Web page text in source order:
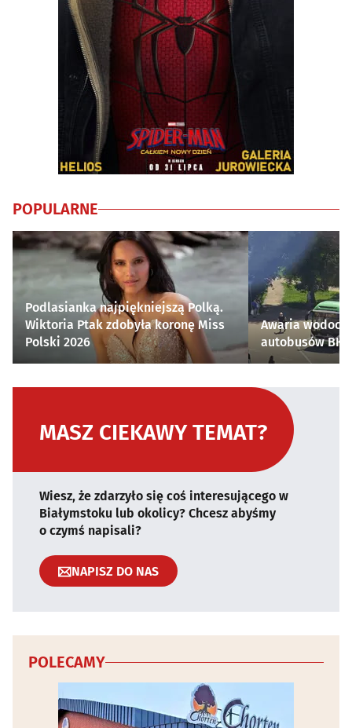
POPULARNE
Podlasianka najpiękniejszą Polką.
Wiktoria Ptak zdobyła koronę Miss
Polski 2026
Awaria
autobusów
MASZ CIEKAWY TEMAT?
Wiesz, że zdarzyło się coś interesującego w
Białymstoku lub okolicy? Chcesz abyśmy
o czymś napisali?
NAPISZ DO NAS
POLECAMY